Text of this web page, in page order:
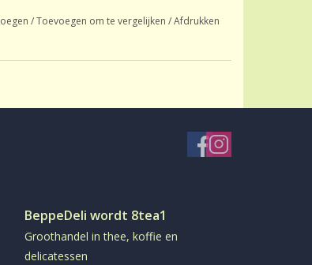
/Toevoegen om te vergelijken /Afdrukken
BeppeDeli wordt 8tea1
Groothandel in thee, koffie en
delicatessen